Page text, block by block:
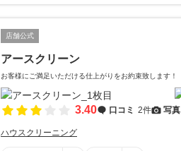
店舗公式
アースクリーン
お客様にご満足いただける仕上がりをお約束致します！
3.40 口コミ 2件 写真
ハウスクリーニング